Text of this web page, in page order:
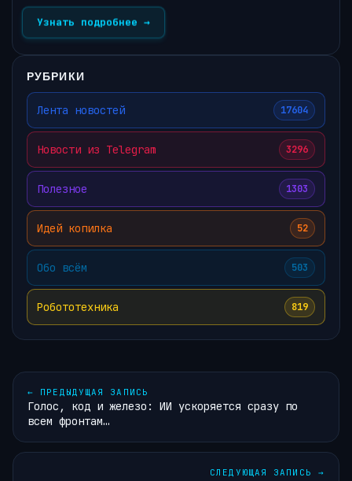
Узнать подробнее →
РУБРИКИ
Лента новостей 17604
Новости из Telegram 3296
Полезное 1303
Идей копилка 52
Обо всём 503
Робототехника 819
← ПРЕДЫДУЩАЯ ЗАПИСЬ
Голос, код и железо: ИИ ускоряется сразу по
всем фронтам…
СЛЕДУЮЩАЯ ЗАПИСЬ →